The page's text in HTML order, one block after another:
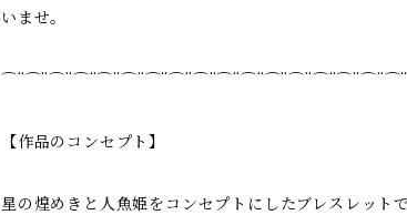
いませ。
⌒¨⌒¨⌒¨⌒¨⌒¨⌒¨⌒¨⌒¨⌒¨⌒¨⌒¨⌒¨⌒¨⌒¨⌒¨⌒¨⌒¨
【作品のコンセプト】
星の煌めきと人魚姫をコンセプトにしたブレスレットで